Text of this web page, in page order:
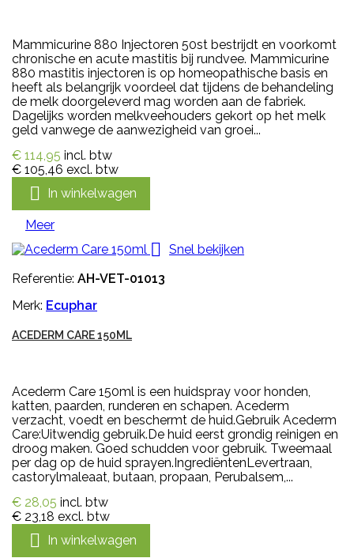
Mammicurine 880 Injectoren 50st bestrijdt en voorkomt
chronische en acute mastitis bij rundvee. Mammicurine
880 mastitis injectoren is op homeopathische basis en
heeft als belangrijk voordeel dat tijdens de behandeling
de melk doorgeleverd mag worden aan de fabriek.
Dagelijks worden melkveehouders gekort op het melk
geld vanwege de aanwezigheid van groei...
€ 114,95 incl. btw
€ 105,46 excl. btw
 In winkelwagen
Meer

Snel bekijken
Referentie: AH-VET-01013
Merk: Ecuphar
ACEDERM CARE 150ML
Acederm Care 150ml is een huidspray voor honden,
katten, paarden, runderen en schapen. Acederm
verzacht, voedt en beschermt de huid.Gebruik Acederm
Care:Uitwendig gebruik.De huid eerst grondig reinigen en
droog maken. Goed schudden voor gebruik. Tweemaal
per dag op de huid sprayen.IngrediëntenLevertraan,
castorylmaleaat, butaan, propaan, Perubalsem,...
€ 28,05 incl. btw
€ 23,18 excl. btw
 In winkelwagen